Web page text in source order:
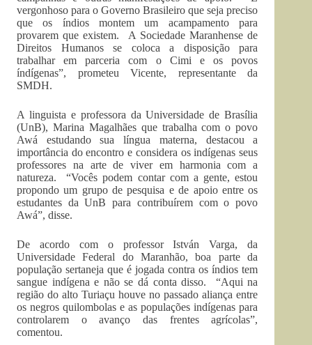
vergonhoso para o Governo Brasileiro que seja preciso
que os índios montem um acampamento para
provarem que existem. A Sociedade Maranhense de
Direitos Humanos se coloca a disposição para
trabalhar em parceria com o Cimi e os povos
índígenas”, prometeu Vicente, representante da
SMDH.
A linguista e professora da Universidade de Brasília
(UnB), Marina Magalhães que trabalha com o povo
Awá estudando sua língua materna, destacou a
importância do encontro e considera os indígenas seus
professores na arte de viver em harmonia com a
natureza. “Vocês podem contar com a gente, estou
propondo um grupo de pesquisa e de apoio entre os
estudantes da UnB para contribuírem com o povo
Awá”, disse.
De acordo com o professor István Varga, da
Universidade Federal do Maranhão, boa parte da
população sertaneja que é jogada contra os índios tem
sangue indígena e não se dá conta disso. “Aqui na
região do alto Turiaçu houve no passado aliança entre
os negros quilombolas e as populações indígenas para
controlarem o avanço das frentes agrícolas”,
comentou.